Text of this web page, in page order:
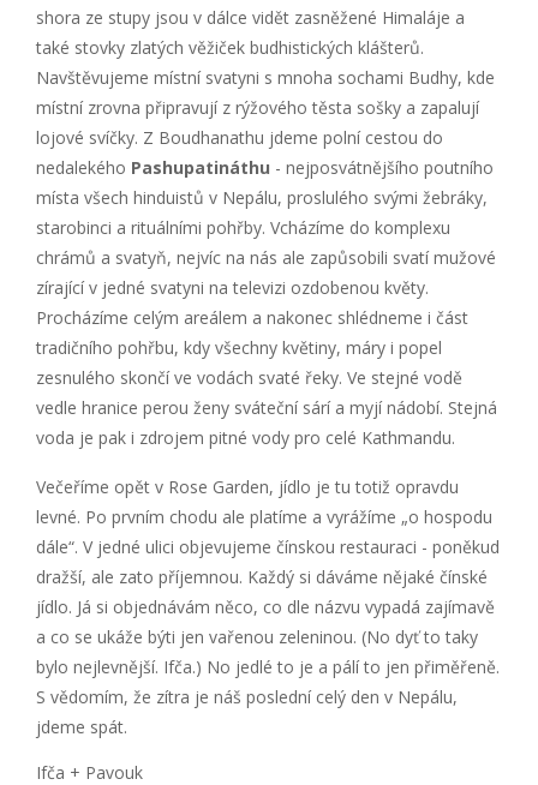
shora ze stupy jsou v dálce vidět zasněžené Himaláje a
také stovky zlatých věžiček budhistických klášterů.
Navštěvujeme místní svatyni s mnoha sochami Budhy, kde
místní zrovna připravují z rýžového těsta sošky a zapalují
lojové svíčky. Z Boudhanathu jdeme polní cestou do
nedalekého Pashupatináthu - nejposvátnějšího poutního
místa všech hinduistů v Nepálu, proslulého svými žebráky,
starobinci a rituálními pohřby. Vcházíme do komplexu
chrámů a svatyň, nejvíc na nás ale zapůsobili svatí mužové
zírající v jedné svatyni na televizi ozdobenou květy.
Procházíme celým areálem a nakonec shlédneme i část
tradičního pohřbu, kdy všechny květiny, máry i popel
zesnulého skončí ve vodách svaté řeky. Ve stejné vodě
vedle hranice perou ženy sváteční sárí a myjí nádobí. Stejná
voda je pak i zdrojem pitné vody pro celé Kathmandu.
Večeříme opět v Rose Garden, jídlo je tu totiž opravdu
levné. Po prvním chodu ale platíme a vyrážíme „o hospodu
dále“. V jedné ulici objevujeme čínskou restauraci - poněkud
dražší, ale zato příjemnou. Každý si dáváme nějaké čínské
jídlo. Já si objednávám něco, co dle názvu vypadá zajímavě
a co se ukáže býti jen vařenou zeleninou. (No dyť to taky
bylo nejlevnější. Ifča.) No jedlé to je a pálí to jen přiměřeně.
S vědomím, že zítra je náš poslední celý den v Nepálu,
jdeme spát.
Ifča + Pavouk